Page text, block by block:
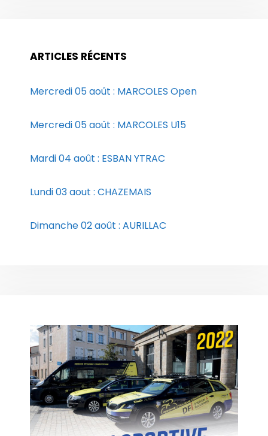
ARTICLES RÉCENTS
Mercredi 05 août : MARCOLES Open
Mercredi 05 août : MARCOLES U15
Mardi 04 août : ESBAN YTRAC
Lundi 03 aout : CHAZEMAIS
Dimanche 02 août : AURILLAC